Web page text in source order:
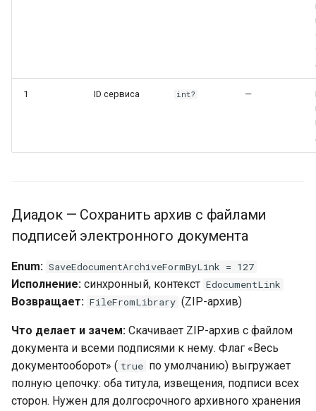
1 ID сервиса int? —
Диадок — Сохранить архив с файлами
подписей электронного документа
Enum: SaveEdocumentArchiveFormByLink = 127
Исполнение: синхронный, контекст EdocumentLink
Возвращает: FileFromLibrary (ZIP-архив)
Что делает и зачем: Скачивает ZIP-архив с файлом
документа и всеми подписями к нему. Флаг «Весь
документооборот» ( true по умолчанию) выгружает
полную цепочку: оба титула, извещения, подписи всех
сторон. Нужен для долгосрочного архивного хранения